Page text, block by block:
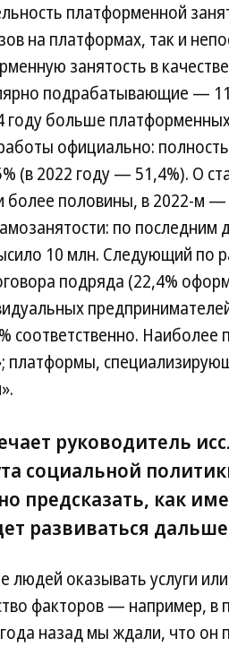
платформенной
на платформах, так и
занятость в
подрабатывающие —
году больше
официально:
(в 2022 году — 51,4%). О
половины, в 2022-м —
по
10 млн. Следующий по
подряда (22,4%
соответственно.
платформы,
руководитель
социальной
предсказать, как
развиваться
людей оказывать услуги
факторов — например, в
назад мы ждали, что